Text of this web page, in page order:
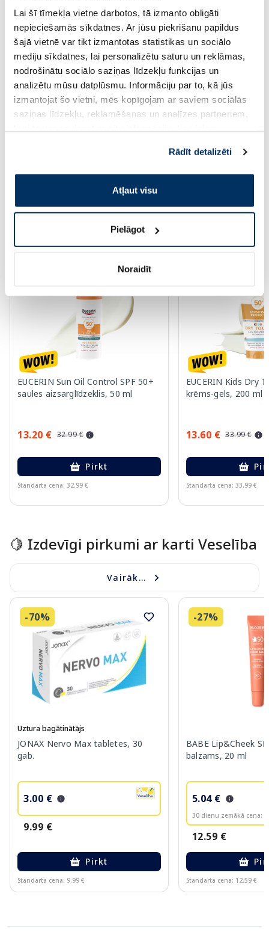
Lai šī tīmekļa vietne darbotos, tā izmanto obligāti
nepieciešamās sīkdatnes. Ar jūsu piekrišanu papildus
šajā vietnē var tikt izmantotas statistikas un sociālo
mediju sīkdatnes, lai personalizētu saturu un reklāmas,
nodrošinātu sociālo saziņas līdzekļu funkcijas un
analizētu mūsu datplūsmu. Informāciju par to, kā jūs
izmantojat šo vietni, mēs kopīgojam ar saviem sociālās
saziņas līdzekļu, reklamēšanas un analīzes partneriem,
pakalpojumus. Ja piekrītat šo papildu sīkdatņu
izmantošanai, lūdzu, atzīmējiet savu izvēli:
Rādīt detalizēti
Atļaut visu
Pielāgot
Noraidīt
PULS NUTRITION Electrolyte Juicy
Pear pulveris, 240 g
10.61 € 17.69 €
Pirkt
Jaunums
PULS NUTRITION
7.37 € 12.29 €
Standarta cena: 12.29 €
Saules aizsardzībai vasarā ☀️
Vairāk...
EUCERIN Sun Oil Control SPF 50+
saules aizsarglīdzeklis, 50 ml
13.20 € 32.99 €
Pirkt
Standarta cena: 32.99 €
EUCERIN Kids Dry
krēms-gels, 200 ml
13.60 € 33.99 €
Standarta cena: 33.99 €
🍋 Izdevīgi pirkumi ar karti Veselība
Vairāk...
-70%
Uztura bagātinātājs
JONAX Nervo Max tabletes, 30
gab.
3.00 €
9.99 €
Pirkt
Standarta cena: 9.99 €
-27%
BABE Lip&Cheek
balzams, 20 ml
5.04 €
30 dienu zemākā cena:
12.59 €
Standarta cena: 12.59 €